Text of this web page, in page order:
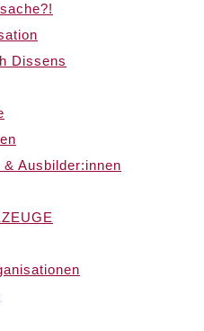
Dissens
Ausbilder:innen